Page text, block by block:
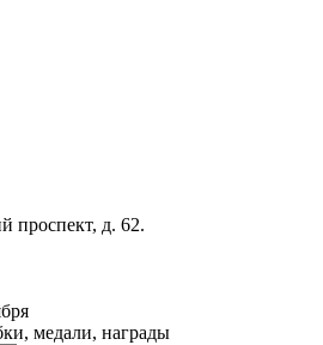
проспект, д. 62.
медали, награды